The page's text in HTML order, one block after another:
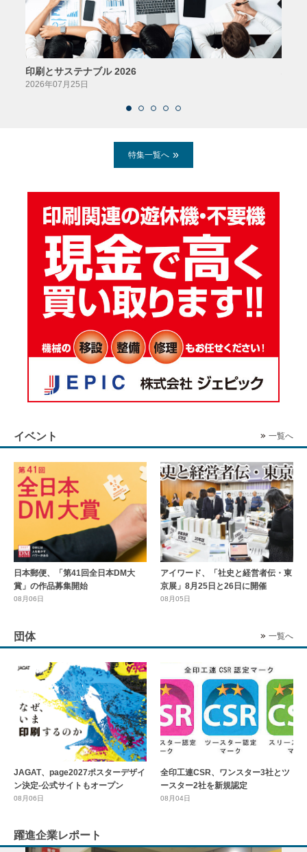
印刷とサステナブル 2026
2026年07月25日
特集一覧へ
イベント 一覧へ
日本郵便、「第41回全日本DM大
賞」の作品募集開始
08月06日
アイワード、「社史と経営者伝・東
京展」8月25日と26日に開催
08月05日
団体 一覧へ
JAGAT、page2027ポスターデザイ
ン決定-公式サイトもオープン
08月06日
全印工連CSR、ワンスター3社とツ
ースター2社を新規認定
08月04日
躍進企業レポート